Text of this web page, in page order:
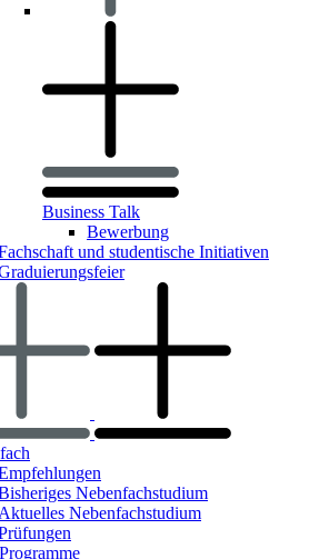
Business Talk
Bewerbung
und studentische Initiativen
Nebenfachstudium
Aktuelles Nebenfachstudium